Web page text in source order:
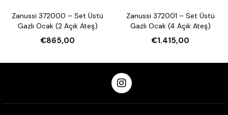
Zanussi 372000 – Set Üstü
Gazlı Ocak (2 Açık Ateş)
€865,00
Zanussi 372001 – Set Üstü
Gazlı Ocak (4 Açık Ateş)
€1.415,00